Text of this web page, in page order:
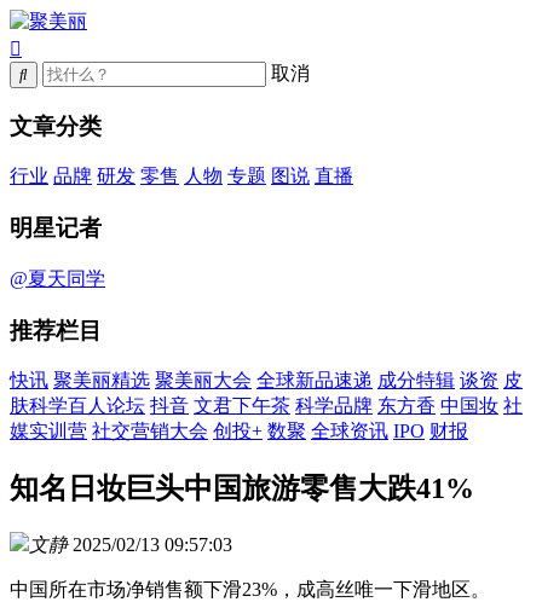
取消
文章分类
行业 品牌 研发 零售 人物 专题 图说 直播
明星记者
@夏天同学
推荐栏目
快讯 聚美丽精选 聚美丽大会 全球新品速递 成分特辑 谈资 皮
肤科学百人论坛 抖音 文君下午茶 科学品牌 东方香 中国妆 社
媒实训营 社交营销大会 创投+ 数聚 全球资讯 IPO 财报
知名日妆巨头中国旅游零售大跌41%
文静 2025/02/13 09:57:03
中国所在市场净销售额下滑23%，成高丝唯一下滑地区。